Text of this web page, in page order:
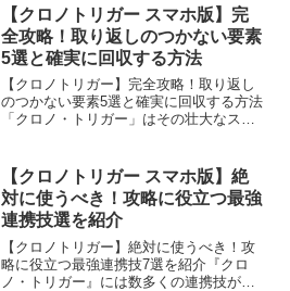
『ファイナルファンタジー』シリーズを
手掛けた坂口博信氏、『...
【クロノトリガー スマホ版】完
全攻略！取り返しのつかない要素
5選と確実に回収する方法
【クロノトリガー】完全攻略！取り返し
のつかない要素5選と確実に回収する方法
「クロノ・トリガー」はその壮大なスト
し、本作には一度取り逃してしまうと二
度と回収できない要素がい...
【クロノトリガー スマホ版】絶
対に使うべき！攻略に役立つ最強
連携技選を紹介
【クロノトリガー】絶対に使うべき！攻
略に役立つ最強連携技7選を紹介『クロ
ノ・トリガー』には数多くの連携技が存